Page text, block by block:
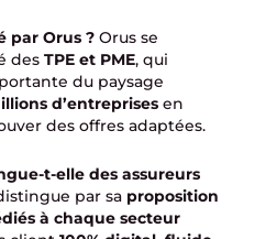
par Orus ? Orus se
des TPE et PME, qui
du paysage
d’entreprises en
des offres adaptées.
t-elle des assureurs
par sa proposition
à chaque secteur